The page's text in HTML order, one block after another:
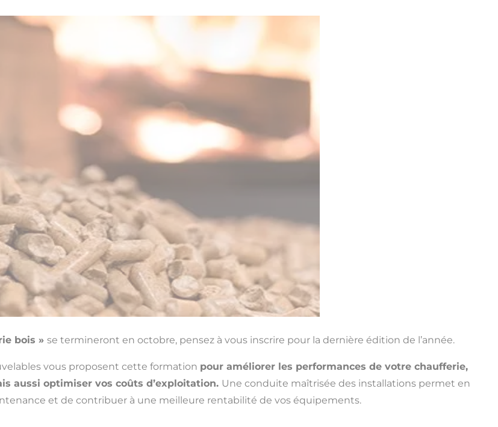
bois » se termineront en octobre, pensez à vous inscrire pour la dernière édition de l’année.
vous proposent cette formation pour améliorer les performances de votre chaufferie,
aussi optimiser vos coûts d’exploitation. Une conduite maîtrisée des installations permet en
et de contribuer à une meilleure rentabilité de vos équipements.